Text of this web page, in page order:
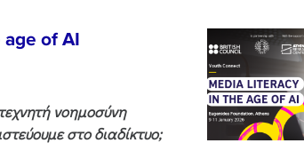
of AI
νοημοσύνη
στο διαδίκτυο;